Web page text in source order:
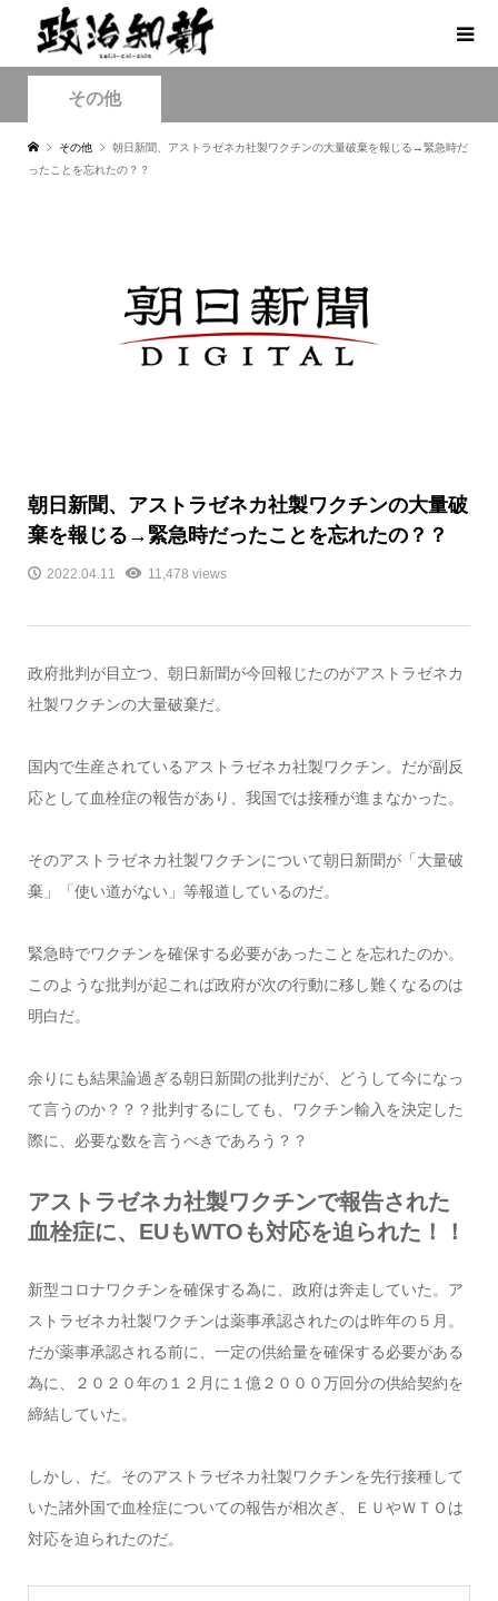
その他
その他
朝日新聞、アストラゼネカ社製ワクチンの大量破棄を報じる→緊急時だ
ったことを忘れたの？？
朝日新聞、アストラゼネカ社製ワクチンの大量破
棄を報じる→緊急時だったことを忘れたの？？
2022.04.11 11,478 views
政府批判が目立つ、朝日新聞が今回報じたのがアストラゼネカ
社製ワクチンの大量破棄だ。
国内で生産されているアストラゼネカ社製ワクチン。だが副反
応として血栓症の報告があり、我国では接種が進まなかった。
そのアストラゼネカ社製ワクチンについて朝日新聞が「大量破
棄」「使い道がない」等報道しているのだ。
緊急時でワクチンを確保する必要があったことを忘れたのか。
このような批判が起これば政府が次の行動に移し難くなるのは
明白だ。
余りにも結果論過ぎる朝日新聞の批判だが、どうして今になっ
て言うのか？？？批判するにしても、ワクチン輸入を決定した
際に、必要な数を言うべきであろう？？
アストラゼネカ社製ワクチンで報告された
血栓症に、EUもWTOも対応を迫られた！！
新型コロナワクチンを確保する為に、政府は奔走していた。ア
ストラゼネカ社製ワクチンは薬事承認されたのは昨年の５月。
だが薬事承認される前に、一定の供給量を確保する必要がある
為に、２０２０年の１２月に１億２０００万回分の供給契約を
締結していた。
しかし、だ。そのアストラゼネカ社製ワクチンを先行接種して
いた諸外国で血栓症についての報告が相次ぎ、ＥＵやＷＴＯは
対応を迫られたのだ。